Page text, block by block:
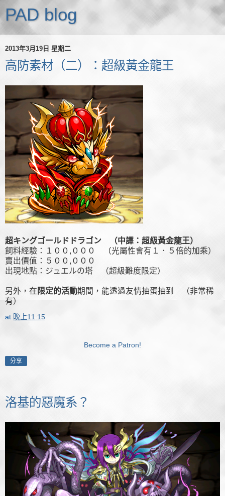
PAD blog
2013年3月19日 星期二
高防素材（二）：超級黃金龍王
超キングゴールドドラゴン （中譯：超級黃金龍王）
飼料經驗：１００,０００ （光屬性會有１．５倍的加乘）
賣出價值：５００,０００
出現地點：ジュエルの塔 （超級難度限定）
另外，在 限定的活動期間，能透過友情抽蛋抽到 （非常稀
有）
at 晚上11:15
Become a Patron!
分享
洛基的惡魔系？